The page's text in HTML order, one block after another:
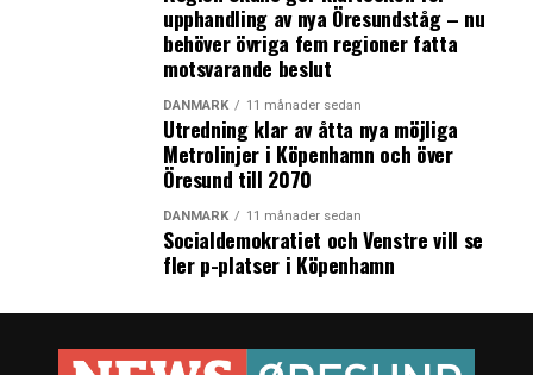
Han pekar på att Stockholms medicinska universitet
Karolinska Institutet, KI, rankas som det bästa inom EU
efter brexit. Stockholms fördelar framför Köpenhamn är
uppenbara anser Anders Lönnberg.
­­– Allra starkaste argumentet är att EMA och hela
sektorn står inför dramatiska teknologiutvecklingar och
att de vill ha närheten till KI. Det blir en allt större
vaccinandel i nya läkemedel och ECDC (European Centre
for Disease Prevention and Control red:s
anmärkning) ligger i Stockholm. Redan idag är Sverige
England.
upphandling av nya Öresundståg – nu
behöver övriga fem regioner fatta
motsvarande beslut
DANMARK 11 månader sedan
Utredning klar av åtta nya möjliga
Metrolinjer i Köpenhamn och över
Öresund till 2070
DANMARK 11 månader sedan
Socialdemokratiet och Venstre vill se
fler p-platser i Köpenhamn